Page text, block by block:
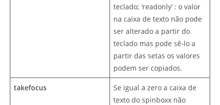
teclado; ‘readonly’ : o valor
na caixa de texto não pode
ser alterado a partir do
teclado mas pode sê-lo a
partir das setas os valores
podem ser copiados.
takefocus
Se igual a zero a caixa de
texto do spinboxx não